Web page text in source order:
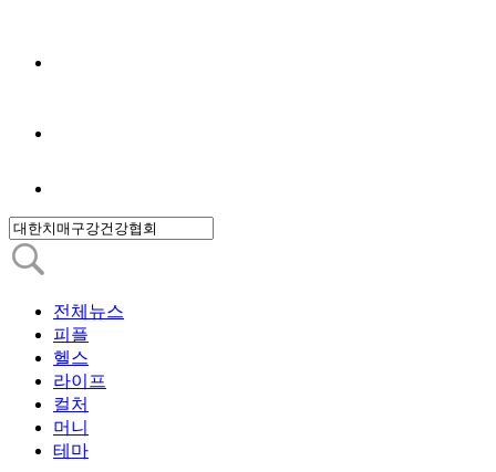
전체뉴스
피플
헬스
라이프
컬처
머니
테마